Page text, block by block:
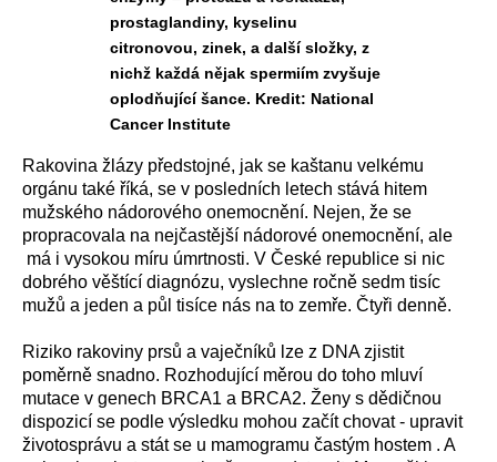
prostaglandiny, kyselinu
citronovou, zinek, a další složky, z
nichž každá nějak spermiím zvyšuje
oplodňující šance. Kredit: National
Cancer Institute
Rakovina žlázy předstojné, jak se kaštanu velkému
orgánu také říká, se v posledních letech stává hitem
mužského nádorového onemocnění. Nejen, že se
propracovala na nejčastější nádorové onemocnění, ale
má i vysokou míru úmrtnosti. V České republice si nic
dobrého věštící diagnózu, vyslechne ročně sedm tisíc
mužů a jeden a půl tisíce nás na to zemře. Čtyři denně.
Riziko rakoviny prsů a vaječníků lze z DNA zjistit
poměrně snadno. Rozhodující měrou do toho mluví
mutace v genech BRCA1 a BRCA2. Ženy s dědičnou
dispozicí se podle výsledku mohou začít chovat - upravit
životosprávu a stát se u mamogramu častým hostem . A